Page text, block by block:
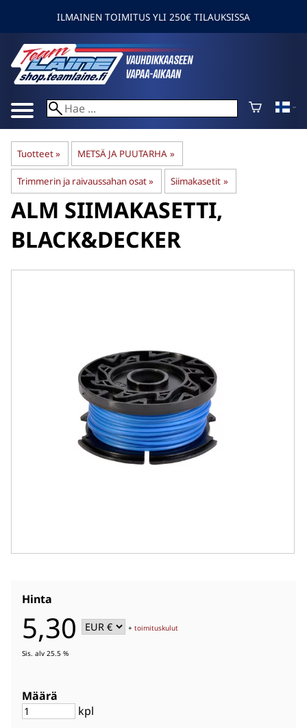
ILMAINEN TOIMITUS YLI 250€ TILAUKSISSA
Tuotteet‪» METSÄ JA PUUTARHA ‪»
Trimmerin ja raivaussahan osat‪» Siimakasetit ‪»
ALM SIIMAKASETTI,
BLACK&DECKER
Hinta
5,30 +toimituskulut
Sis. alv 25.5 %
Määrä
kpl